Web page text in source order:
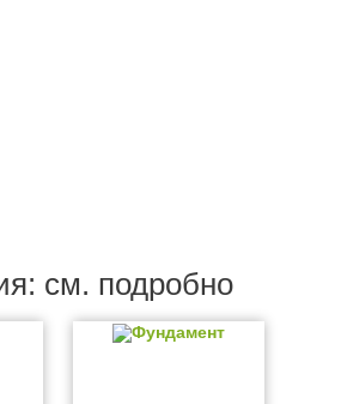
см. подробно
Фундамент